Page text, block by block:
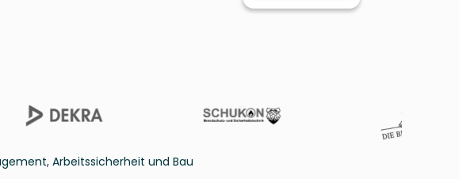
Arbeitssicherheit und Bau